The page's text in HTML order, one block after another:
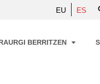
EU ES
BERRITZEN